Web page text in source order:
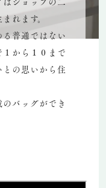
れます。
普通ではない
から１０まで
の思いから住
バッグができ